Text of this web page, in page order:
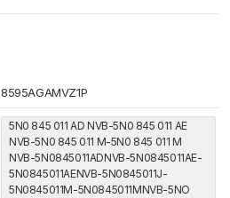
8595AGAMVZ1P
5N0 845 011 AD NVB-5N0 845 011 AE
NVB-5N0 845 011 M-5N0 845 011 M
NVB-5N0845011ADNVB-5N0845011AE-
5N0845011AENVB-5N0845011J-
5N0845011M-5N0845011MNVB-5NO